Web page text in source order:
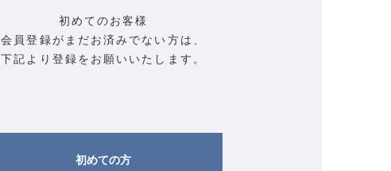
初めてのお客様
会員登録がまだお済みでない方は、
下記より登録をお願いいたします。
初めての方